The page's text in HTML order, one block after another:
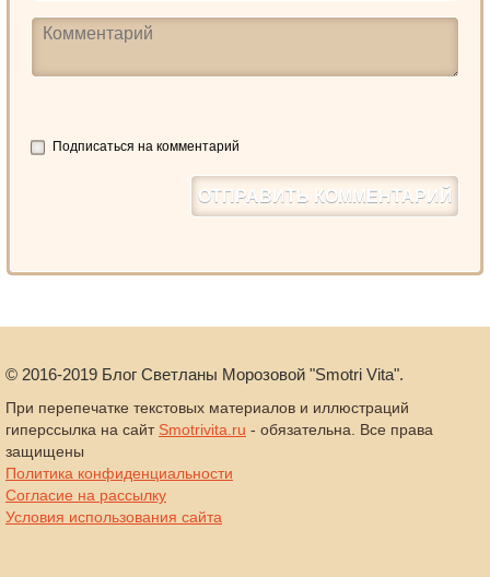
Подписаться на комментарий
© 2016-2019 Блог Светланы Морозовой "Smotri Vita".
При перепечатке текстовых материалов и иллюстраций
гиперссылка на сайт Smotrivita.ru - обязательна. Все права
защищены
Политика конфиденциальности
Согласие на рассылку
Условия использования сайта